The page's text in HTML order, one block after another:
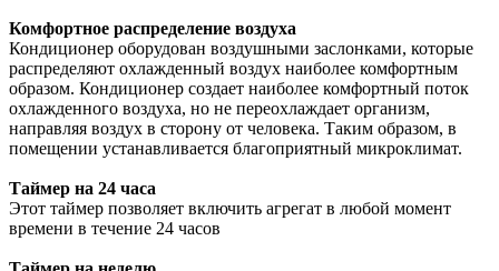
Комфортное распределение воздуха
Кондиционер оборудован воздушными заслонками, которые
распределяют охлажденный воздух наиболее комфортным
образом. Кондиционер создает наиболее комфортный поток
охлажденного воздуха, но не переохлаждает организм,
направляя воздух в сторону от человека. Таким образом, в
помещении устанавливается благоприятный микроклимат.
Таймер на 24 часа
Этот таймер позволяет включить агрегат в любой момент
времени в течение 24 часов